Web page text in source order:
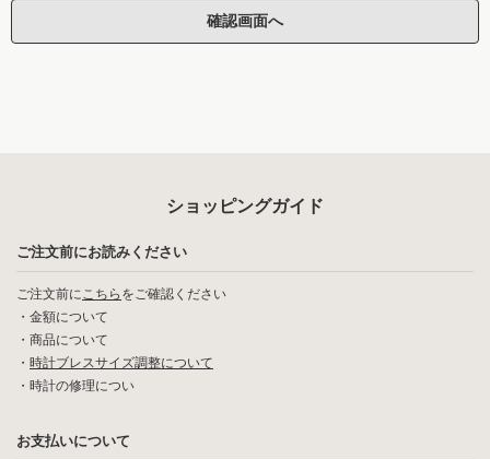
ショッピングガイド
ご注文前にお読みください
ご注文前にこちら をご確認ください
・ 金額について
・ 商品について
・ 時計ブレスサイズ調整について
・ 時計の修理につい
お支払いについて